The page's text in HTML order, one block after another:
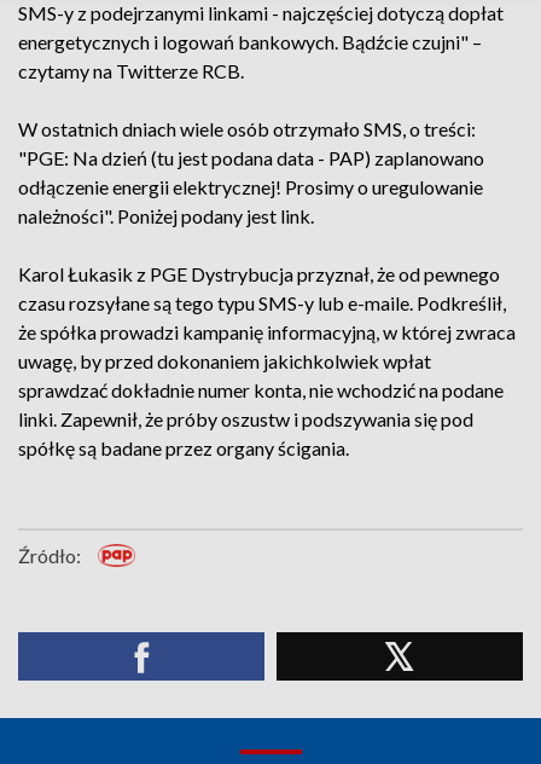
SMS-y z podejrzanymi linkami - najczęściej dotyczą dopłat
energetycznych i logowań bankowych. Bądźcie czujni" –
czytamy na Twitterze RCB.
W ostatnich dniach wiele osób otrzymało SMS, o treści:
"PGE: Na dzień (tu jest podana data - PAP) zaplanowano
odłączenie energii elektrycznej! Prosimy o uregulowanie
należności". Poniżej podany jest link.
Karol Łukasik z PGE Dystrybucja przyznał, że od pewnego
czasu rozsyłane są tego typu SMS-y lub e-maile. Podkreślił,
że spółka prowadzi kampanię informacyjną, w której zwraca
uwagę, by przed dokonaniem jakichkolwiek wpłat
sprawdzać dokładnie numer konta, nie wchodzić na podane
linki. Zapewnił, że próby oszustw i podszywania się pod
spółkę są badane przez organy ścigania.
Źródło: